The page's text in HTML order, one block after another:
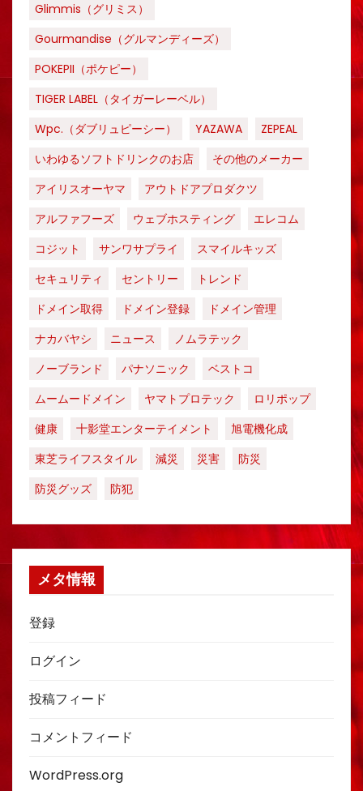
Glimmis（グリミス）
Gourmandise（グルマンディーズ）
POKEPII（ポケピー）
TIGER LABEL（タイガーレーベル）
Wpc.（ダブリュピーシー）
YAZAWA
ZEPEAL
いわゆるソフトドリンクのお店
その他のメーカー
アイリスオーヤマ
アウトドアプロダクツ
アルファフーズ
ウェブホスティング
エレコム
コジット
サンワサプライ
スマイルキッズ
セキュリティ
セントリー
トレンド
ドメイン取得
ドメイン登録
ドメイン管理
ナカバヤシ
ニュース
ノムラテック
ノーブランド
パナソニック
ベストコ
ムームードメイン
ヤマトプロテック
ロリポップ
健康
十影堂エンターテイメント
旭電機化成
東芝ライフスタイル
減災 災害
防災
防災グッズ
防犯
メタ情報
登録
ログイン
投稿フィード
コメントフィード
WordPress.org